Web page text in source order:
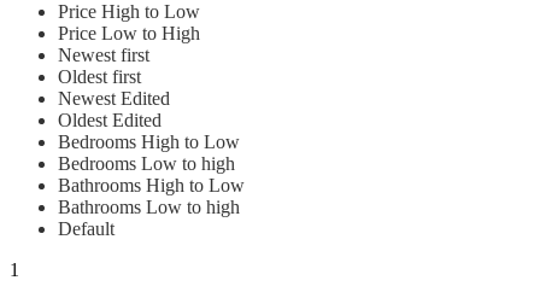
Price High to Low
Price Low to High
Newest first
Oldest first
Newest Edited
Oldest Edited
Bedrooms High to Low
Bedrooms Low to high
Bathrooms High to Low
Bathrooms Low to high
Default
1